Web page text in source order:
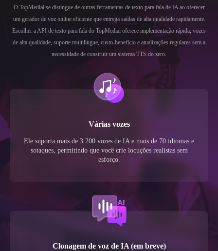
O TopMediai se distingue de outras ferramentas de texto para fala de IA ao oferecer
um gerador de voz online eficiente que entrega saídas de alta qualidade rapidamente.
Escolher a API de texto para fala do TopMediai oferece implementação rápida, vozes
de alta qualidade, suporte multilíngue, custo-benefício e atualizações regulares sem a
necessidade de construir um sistema TTS do zero.
Várias vozes
Ele suporta mais de 3.200 vozes de IA e mais de 70 idiomas e
sotaques, permitindo que você crie locuções realistas sem
esforço.
Clonagem de voz de IA (em breve)